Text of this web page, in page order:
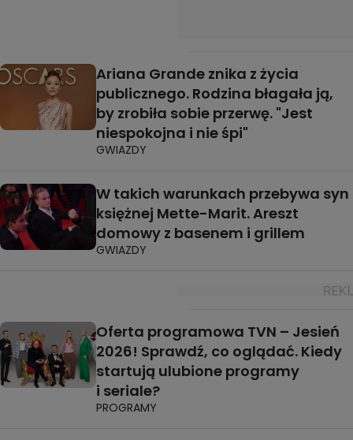
Ariana Grande znika z życia
publicznego. Rodzina błagała ją,
by zrobiła sobie przerwę. "Jest
niespokojna i nie śpi"
GWIAZDY
W takich warunkach przebywa syn
księżnej Mette-Marit. Areszt
domowy z basenem i grillem
GWIAZDY
Oferta programowa TVN – Jesień
2026! Sprawdź, co oglądać. Kiedy
startują ulubione programy
i seriale?
PROGRAMY